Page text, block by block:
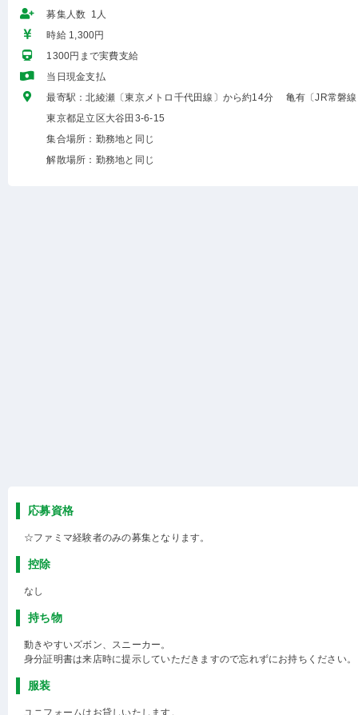
募集人数 1人
時給 1,300円
1300円まで実費支給
当日現金支払
最寄駅：北綾瀬〔東京メトロ千代田線〕から約14分 亀有〔JR常磐
東京都足立区大谷田3-6-15
集合場所：勤務地と同じ
解散場所：勤務地と同じ
応募資格
☆ファミマ経験者のみの募集となります。
控除
なし
持ち物
動きやすいズボン、スニーカー。
身分証明書は来店時に提示していただきますので忘れずにお持ちください。
服装
ユニフォームはお貸しいたします。